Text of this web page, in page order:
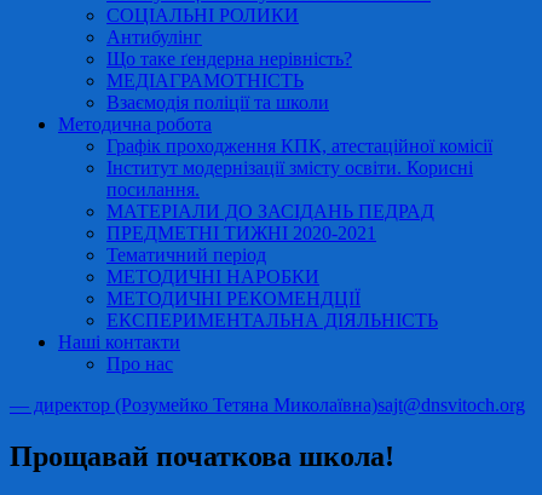
СОЦІАЛЬНІ РОЛИКИ
Антибулінг
Що таке ґендерна нерівність?
МЕДІАГРАМОТНІСТЬ
Взаємодія поліції та школи
Методична робота
Графік проходження КПК, атестаційної комісії
Інститут модернізації змісту освіти. Корисні
посилання.
МАТЕРІАЛИ ДО ЗАСІДАНЬ ПЕДРАД
ПРЕДМЕТНІ ТИЖНІ 2020-2021
Тематичний період
МЕТОДИЧНІ НАРОБКИ
МЕТОДИЧНІ РЕКОМЕНДЦІЇ
ЕКСПЕРИМЕНТАЛЬНА ДІЯЛЬНІСТЬ
Наші контакти
Про нас
— директор (Розумейко Тетяна Миколаївна)sajt@dnsvitoch.org
Прощавай початкова школа!